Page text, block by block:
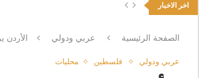
اخر الاخبار
الصفحة الرئيسية عربي ودولي الأردن
عربي ودولي فلسطين محليات